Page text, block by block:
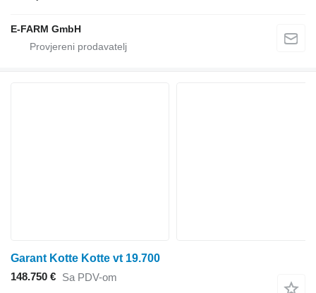
E-FARM GmbH
Garant Kotte Kotte vt 19.700
148.750 € Sa PDV-om